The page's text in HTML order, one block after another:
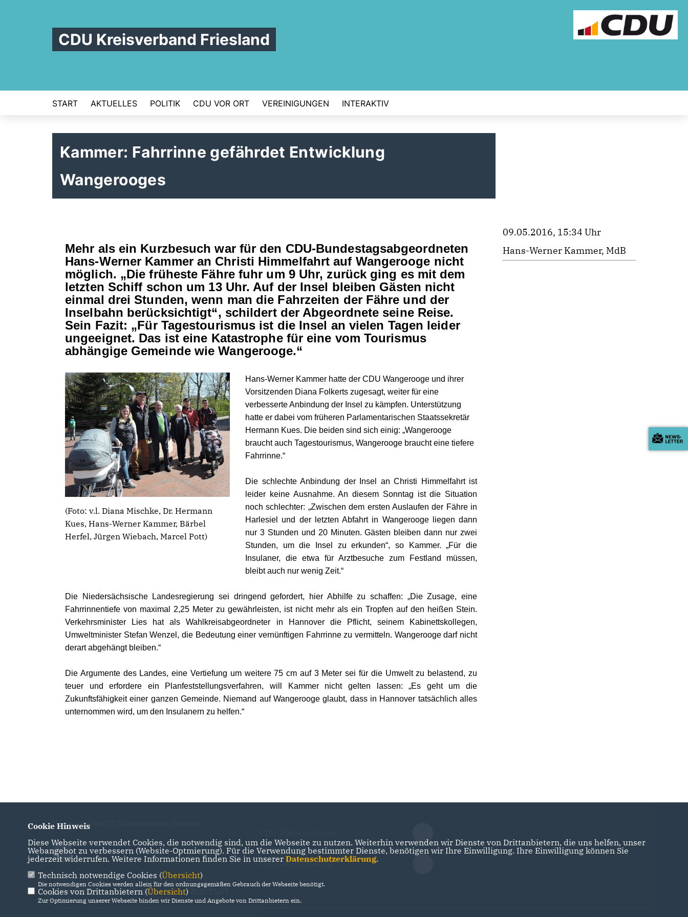
CDU Kreisverband Friesland
START AKTUELLES POLITIK CDU VOR ORT VEREINIGUNGEN INTERAKTIV
Kammer: Fahrrinne gefährdet Entwicklung
Wangerooges
Mehr als ein Kurzbesuch war für den CDU-Bundestagsabgeordneten
Hans-Werner Kammer an Christi Himmelfahrt auf Wangerooge nicht
möglich. „Die früheste Fähre fuhr um 9 Uhr, zurück ging es mit dem
letzten Schiff schon um 13 Uhr. Auf der Insel bleiben Gästen nicht
einmal drei Stunden, wenn man die Fahrzeiten der Fähre und der
Inselbahn berücksichtigt“, schildert der Abgeordnete seine Reise.
Sein Fazit: „Für Tagestourismus ist die Insel an vielen Tagen leider
ungeeignet. Das ist eine Katastrophe für eine vom Tourismus
abhängige Gemeinde wie Wangerooge.“
(Foto: v.l. Diana Mischke, Dr. Hermann
Kues, Hans-Werner Kammer, Bärbel
Herfel, Jürgen Wiebach, Marcel Pott)
Hans-Werner Kammer hatte der CDU Wangerooge und ihrer
Vorsitzenden Diana Folkerts zugesagt, weiter für eine
verbesserte Anbindung der Insel zu kämpfen. Unterstützung
hatte er dabei vom früheren Parlamentarischen Staatssekretär
Hermann Kues. Die beiden sind sich einig: „Wangerooge
braucht auch Tagestourismus, Wangerooge braucht eine tiefere
Fahrrinne.“
Die schlechte Anbindung der Insel an Christi Himmelfahrt ist
leider keine Ausnahme. An diesem Sonntag ist die Situation
noch schlechter: „Zwischen dem ersten Auslaufen der Fähre in
Harlesiel und der letzten Abfahrt in Wangerooge liegen dann
nur 3 Stunden und 20 Minuten. Gästen bleiben dann nur zwei
Stunden, um die Insel zu erkunden“, so Kammer. „Für die
Insulaner, die etwa für Arztbesuche zum Festland müssen,
bleibt auch nur wenig Zeit.“
Die Niedersächsische Landesregierung sei dringend gefordert, hier Abhilfe zu schaffen: „Die Zusage, eine
Fahrrinnentiefe von maximal 2,25 Meter zu gewährleisten, ist nicht mehr als ein Tropfen auf den heißen Stein.
Verkehrsminister Lies hat als Wahlkreisabgeordneter in Hannover die Pflicht, seinem Kabinettskollegen,
Umweltminister Stefan Wenzel, die Bedeutung einer vernünftigen Fahrrinne zu vermitteln. Wangerooge darf nicht
derart abgehängt bleiben.“
Die Argumente des Landes, eine Vertiefung um weitere 75 cm auf 3 Meter sei für die Umwelt zu belastend, zu
teuer und erfordere ein Planfeststellungsverfahren, will Kammer nicht gelten lassen: „Es geht um die
Zukunftsfähigkeit einer ganzen Gemeinde. Niemand auf Wangerooge glaubt, dass in Hannover tatsächlich alles
unternommen wird, um den Insulanern zu helfen.“
09.05.2016, 15:34 Uhr
Hans-Werner Kammer, MdB
Homepage des CDU Kreisverbandes Friesland
IMPRESSUM DATENSCHUTZ
CDU Deutschlands
Cookie Hinweis
Diese Webseite verwendet Cookies, die notwendig sind, um die Webseite zu nutzen. Weiterhin verwenden wir Dienste von Drittanbietern, die uns helfen, unser
Webangebot zu verbessern (Website-Optmierung). Für die Verwendung bestimmter Dienste, benötigen wir Ihre Einwilligung. Ihre Einwilligung können Sie
jederzeit widerrufen. Weitere Informationen finden Sie in unserer Datenschutzerklärung.
Technisch notwendige Cookies (Übersicht)
Die notwendigen Cookies werden allein für den ordnungsgemäßen Gebrauch der Webseite benötigt.
Cookies von Drittanbietern (Übersicht)
Zur Optimierung unserer Webseite binden wir Dienste und Angebote von Drittanbietern ein.